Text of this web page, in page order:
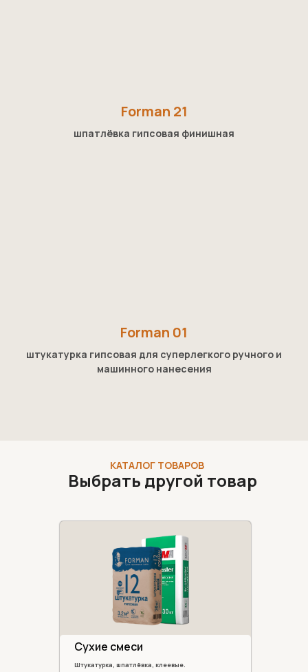
Forman 21
шпатлёвка гипсовая финишная
Forman 01
штукатурка гипсовая для суперлегкого ручного и
машинного нанесения
Выбрать другой товар
КАТАЛОГ ТОВАРОВ
Штукатурка, шпатлёвка, клеевые.
Сухие смеси